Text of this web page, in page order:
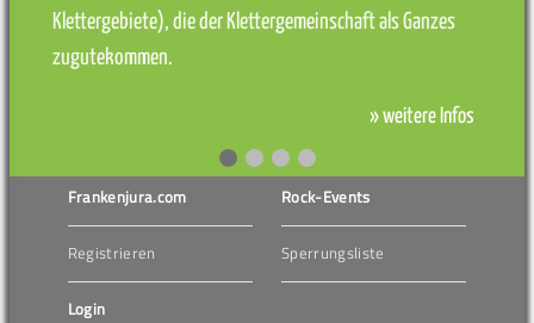
Klettergebiete), die der Klettergemeinschaft als Ganzes
zugutekommen.
» weitere Infos
Frankenjura.com
Registrieren
Login
Rock-Events
Sperrungsliste